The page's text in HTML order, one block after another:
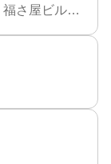
福岡県福岡市博多区博多駅中央街5-14 福さ屋ビル6FA